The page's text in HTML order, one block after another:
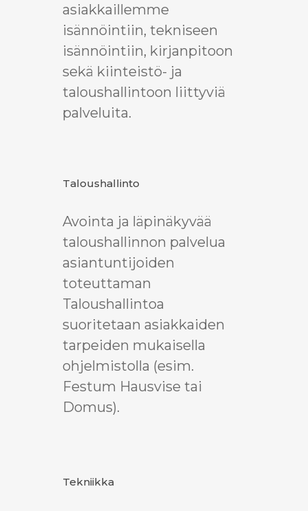
asiakkaillemme
isännöintiin, tekniseen
isännöintiin, kirjanpitoon
sekä kiinteistö- ja
taloushallintoon liittyviä
palveluita.
Taloushallinto
Avointa ja läpinäkyvää
taloushallinnon palvelua
asiantuntijoiden
toteuttaman
Taloushallintoa
suoritetaan asiakkaiden
tarpeiden mukaisella
ohjelmistolla (esim.
Festum Hausvise tai
Domus).
Tekniikka